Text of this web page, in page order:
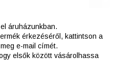
áruházunkban.
érkezéséről, kattintson a
e-mail címét.
elsők között vásárolhassa